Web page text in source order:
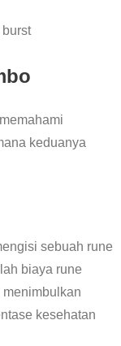
keduanya
sebuah rune
biaya rune
kesehatan